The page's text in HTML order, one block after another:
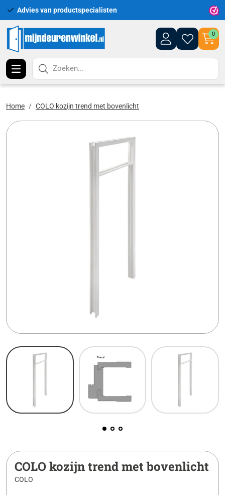
Advies van productspecialisten
0
Zoeken...
Home COLO kozijn trend met bovenlicht
COLO kozijn trend met bovenlicht
COLO